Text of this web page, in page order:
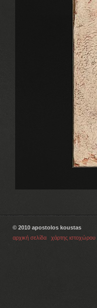
© 2010 apostolos koustas
αρχική σελίδα
χάρτης ιστοχώρου